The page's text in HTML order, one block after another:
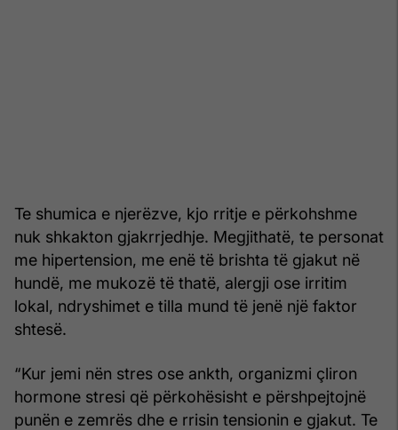
Te shumica e njerëzve, kjo rritje e përkohshme
nuk shkakton gjakrrjedhje. Megjithatë, te personat
me hipertension, me enë të brishta të gjakut në
hundë, me mukozë të thatë, alergji ose irritim
lokal, ndryshimet e tilla mund të jenë një faktor
shtesë.
“Kur jemi nën stres ose ankth, organizmi çliron
hormone stresi që përkohësisht e përshpejtojnë
punën e zemrës dhe e rrisin tensionin e gjakut. Te